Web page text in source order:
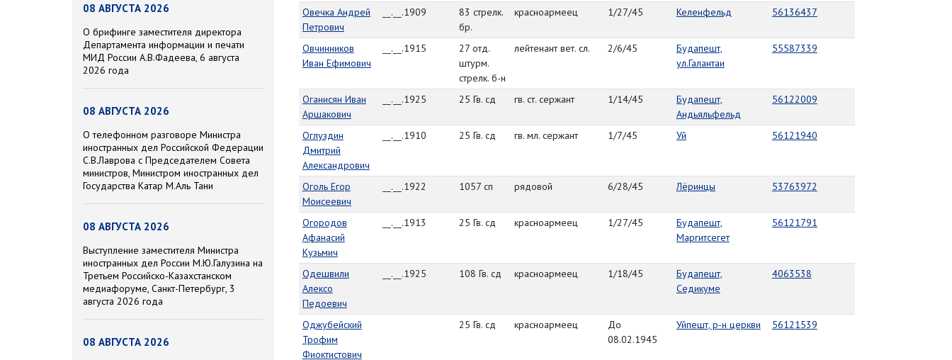
08 АВГУСТА 2026
О брифинге заместителя директора
Департамента информации и печати
МИД России А.В.Фадеева, 6 августа
2026 года
08 АВГУСТА 2026
О телефонном разговоре Министра
иностранных дел Российской Федерации
С.В.Лаврова с Председателем Совета
министров, Министром иностранных дел
Государства Катар М.Аль Тани
08 АВГУСТА 2026
Выступление заместителя Министра
иностранных дел России М.Ю.Галузина на
Третьем Российско-Казахстанском
медиафоруме, Санкт-Петербург, 3
августа 2026 года
08 АВГУСТА 2026
Овечка Андрей
Петрович
__.__.1909
83 стрелк.
бр.
красноармеец 1/27/45 Келенфельд 56136437
Овчинников
Иван Ефимович
__.__.1915
27 отд.
штурм.
стрелк. б-н
лейтенант вет. сл. 2/6/45
Будапешт,
ул.Галантаи
55587339
Оганисян Иван
Аршакович
__.__.1925 25 Гв. сд гв. ст. сержант 1/14/45
Будапешт,
Андьяльфельд
56122009
Оглуздин
Дмитрий
Александрович
__.__.1910 25 Гв. сд гв. мл. сержант 1/7/45 Уй 56121940
Оголь Егор
Моисеевич
__.__.1922 1057 сп рядовой 6/28/45 Лёринцы 53763972
Огородов
Афанасий
Кузьмич
__.__.1913 25 Гв. сд красноармеец 1/27/45
Будапешт,
Маргитсегет
56121791
Одешвили
Алексо
Педоевич
__.__.1925 108 Гв. сд красноармеец 1/18/45
Будапешт,
Седикуме
4063538
Оджубейский
Трофим
Фиоктистович
25 Гв. сд красноармеец
До
08.02.1945
Уйпешт, р-н церкви 56121539